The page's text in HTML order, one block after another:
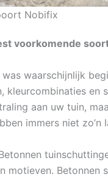
Nobifix
voorkomende
waarschijnlijk
kleurcombinaties en
aan uw tuin,
immers niet
motieven.